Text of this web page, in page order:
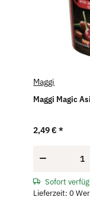
Maggi
Maggi Magic
2,49 €*
Sofort
Lieferzeit: 0